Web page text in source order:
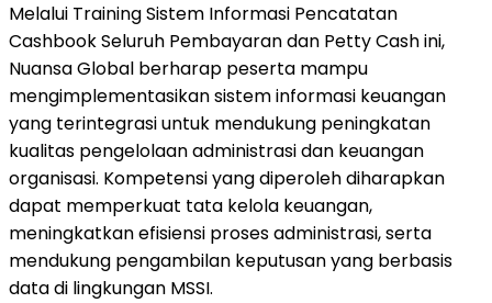
Melalui Training Sistem Informasi Pencatatan
Cashbook Seluruh Pembayaran dan Petty Cash ini,
Nuansa Global berharap peserta mampu
mengimplementasikan sistem informasi keuangan
yang terintegrasi untuk mendukung peningkatan
kualitas pengelolaan administrasi dan keuangan
organisasi. Kompetensi yang diperoleh diharapkan
dapat memperkuat tata kelola keuangan,
meningkatkan efisiensi proses administrasi, serta
mendukung pengambilan keputusan yang berbasis
data di lingkungan MSSI.